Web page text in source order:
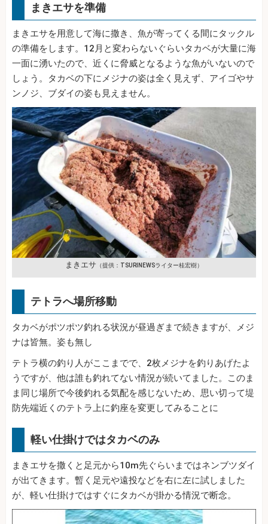
まきエサを準備
まきエサを用意して海に撒き、魚が寄ってくる間にタックル
の準備をします。12月と変わらないぐらいタカベが大量に海
一面に湧いたので、近くに脅威となるような魚がいないので
しょう。タカベの下にメジナの姿は全く見えず、アイゴやサ
ンノジ、ブダイの姿も見えません。
まきエサ （提供：TSURINEWSライター桂宏樹）
テトラへ場所移動
タカベがポツポツ釣れる状況が昼過ぎまで続きますが、メジ
ナは皆無。姿も無し
テトラ横の釣り人がここまでで、2枚メジナを釣りあげたよ
うですが、他は誰も釣れてない情況が続いてました。このま
ま同じ場所で今後釣れる気配を感じないため、思い切って堤
防先端近くのテトラ上に釣座を変更してみることに
軽い仕掛けではタカベのみ
まきエサを撒くと足元から10m先ぐらいまではネンブツダイ
が出てきます。暫く足元や遠投などを右に左に試しました
が、軽い仕掛けではすぐにタカベが掛かる情況で断念。